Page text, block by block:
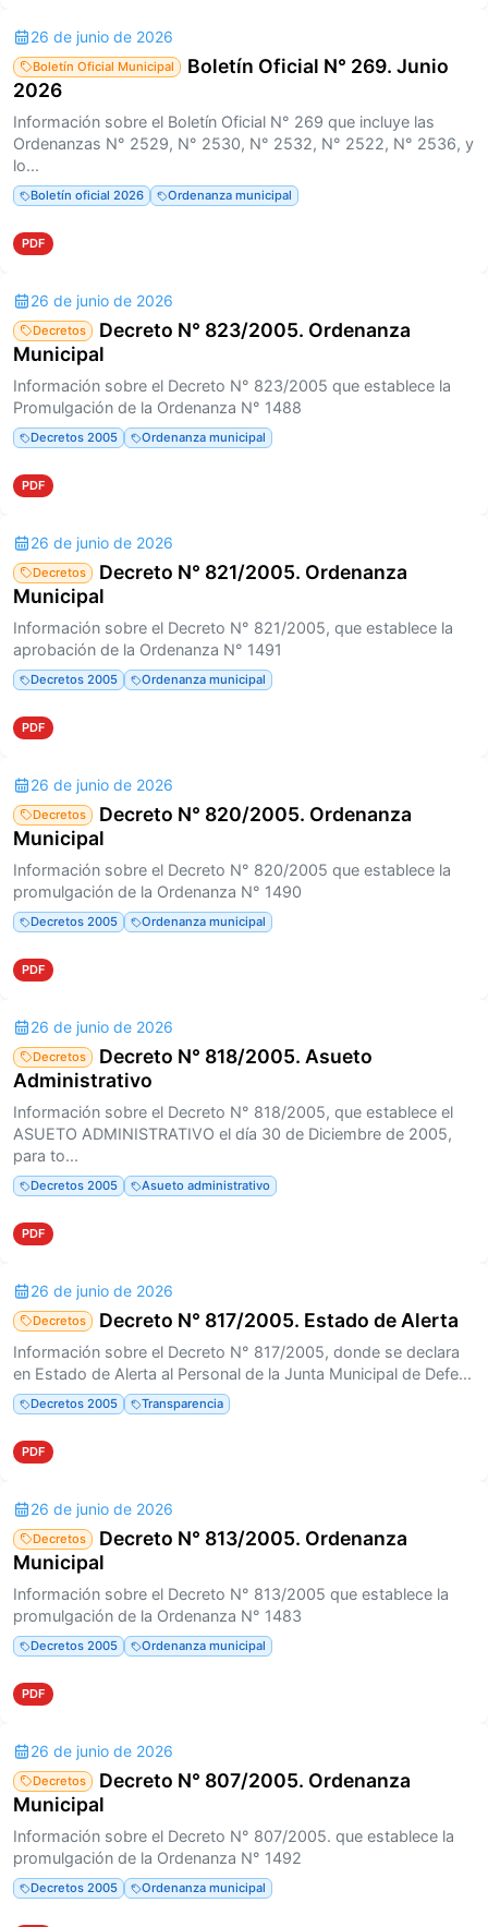
26 de junio de 2026
Boletín Oficial Municipal
Boletín Oficial N° 269. Junio
2026
Información sobre el Boletín Oficial N° 269 que incluye las
Ordenanzas N° 2529, N° 2530, N° 2532, N° 2522, N° 2536, y
lo...
Boletín oficial 2026 Ordenanza municipal
PDF
26 de junio de 2026
Decretos
Decreto N° 823/2005. Ordenanza
Municipal
Información sobre el Decreto N° 823/2005 que establece la
Promulgación de la Ordenanza N° 1488
Decretos 2005 Ordenanza municipal
PDF
26 de junio de 2026
Decretos
Decreto N° 821/2005. Ordenanza
Municipal
Información sobre el Decreto N° 821/2005, que establece la
aprobación de la Ordenanza N° 1491
Decretos 2005 Ordenanza municipal
PDF
26 de junio de 2026
Decretos
Decreto N° 820/2005. Ordenanza
Municipal
Información sobre el Decreto N° 820/2005 que establece la
promulgación de la Ordenanza N° 1490
Decretos 2005 Ordenanza municipal
PDF
26 de junio de 2026
Decretos
Decreto N° 818/2005. Asueto
Administrativo
Información sobre el Decreto N° 818/2005, que establece el
ASUETO ADMINISTRATIVO el día 30 de Diciembre de 2005,
para to...
Decretos 2005 Asueto administrativo
PDF
26 de junio de 2026
Decretos Decreto N° 817/2005. Estado de Alerta
Información sobre el Decreto N° 817/2005, donde se declara
en Estado de Alerta al Personal de la Junta Municipal de Defe...
Decretos 2005 Transparencia
PDF
26 de junio de 2026
Decretos
Decreto N° 813/2005. Ordenanza
Municipal
Información sobre el Decreto N° 813/2005 que establece la
promulgación de la Ordenanza N° 1483
Decretos 2005 Ordenanza municipal
PDF
26 de junio de 2026
Decretos
Decreto N° 807/2005. Ordenanza
Municipal
Información sobre el Decreto N° 807/2005. que establece la
promulgación de la Ordenanza N° 1492
Decretos 2005 Ordenanza municipal